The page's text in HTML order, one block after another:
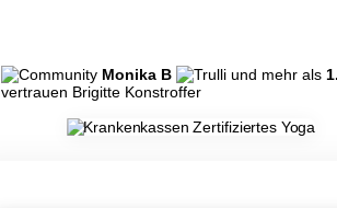
Monika B und mehr als
vertrauen Brigitte Konstroffer